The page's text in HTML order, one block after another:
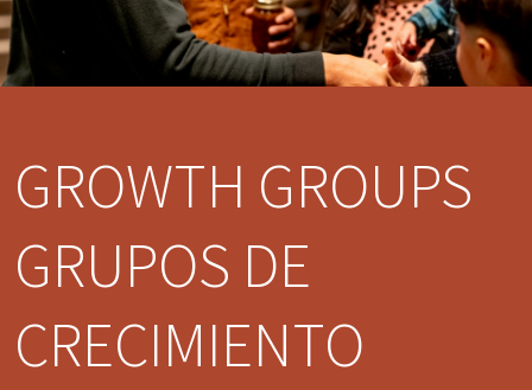
GROWTH GROUPS
GRUPOS DE
CRECIMIENTO